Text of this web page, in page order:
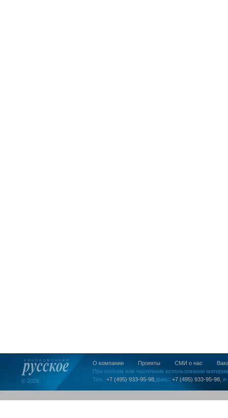
© 2026
О компании Проекты СМИ о нас
При полном или частичном использовании
Тел.: +7 (495) 933-95-98, факс: +7 (495) 933-95-98,